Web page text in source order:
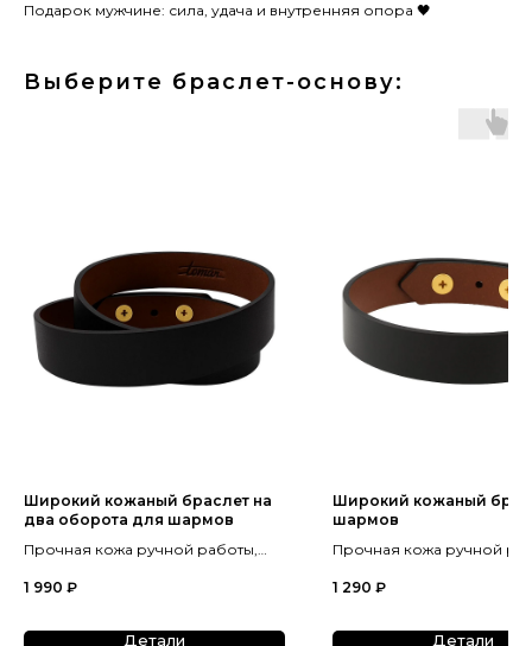
Подарок мужчине: сила, удача и внутренняя опора 🖤
Выберите браслет-основу:
Широкий кожаный браслет на
два оборота для шармов
Прочная кожа ручной работы,
победителя, 6 цветов.
1 990 ₽
Детали
Широкий кожаный
шармов
Прочная кожа ручной
победителя, 6 цветов.
1 290 ₽
Детали